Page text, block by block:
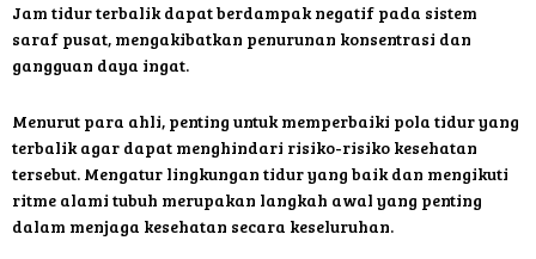
Jam tidur terbalik dapat berdampak negatif pada sistem
saraf pusat, mengakibatkan penurunan konsentrasi dan
gangguan daya ingat.
Menurut para ahli, penting untuk memperbaiki pola tidur yang
terbalik agar dapat menghindari risiko-risiko kesehatan
tersebut. Mengatur lingkungan tidur yang baik dan mengikuti
ritme alami tubuh merupakan langkah awal yang penting
dalam menjaga kesehatan secara keseluruhan.